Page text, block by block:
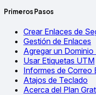
Primeros Pasos
Crear Enlaces de
Gestión de Enlaces
Agregar un
Usar Etiquetas UTM
Informes de Correo
Atajos de Teclado
Acerca del Plan